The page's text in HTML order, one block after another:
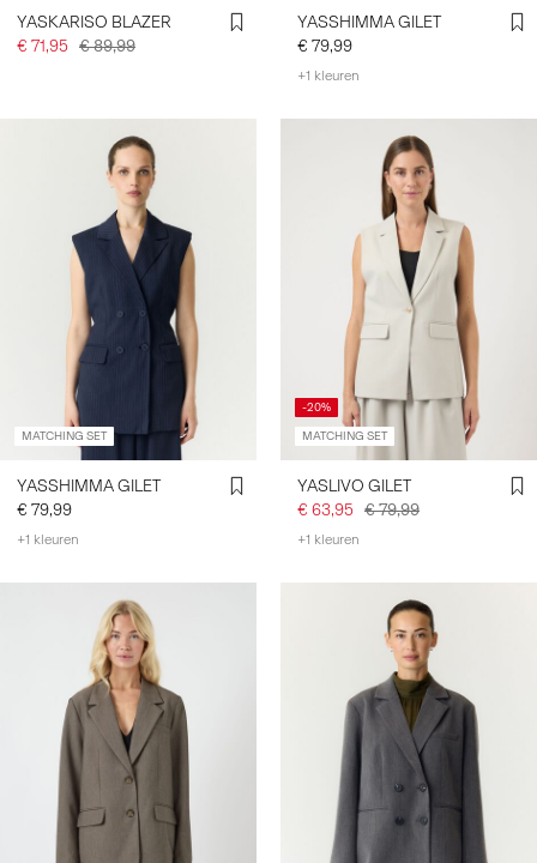
YASKARISO BLAZER
€ 71,95 € 89,99
YASSHIMMA GILET
€ 79,99
+1 kleuren
MATCHING SET
YASSHIMMA GILET
€ 79,99
+1 kleuren
-20%
MATCHING SET
YASLIVO GILET
€ 63,95 € 79,99
+1 kleuren